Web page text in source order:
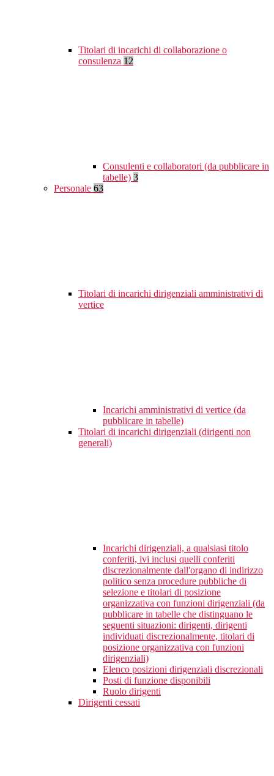
Titolari di incarichi di collaborazione o
consulenza 12
Consulenti e collaboratori (da pubblicare in
tabelle) 3
Personale 63
Titolari di incarichi dirigenziali amministrativi di
vertice
Incarichi amministrativi di vertice (da
pubblicare in tabelle)
Titolari di incarichi dirigenziali (dirigenti non
generali)
Incarichi dirigenziali, a qualsiasi titolo
conferiti, ivi inclusi quelli conferiti
discrezionalmente dall'organo di indirizzo
politico senza procedure pubbliche di
selezione e titolari di posizione
organizzativa con funzioni dirigenziali (da
pubblicare in tabelle che distinguano le
seguenti situazioni: dirigenti, dirigenti
individuati discrezionalmente, titolari di
posizione organizzativa con funzioni
dirigenziali)
Elenco posizioni dirigenziali discrezionali
Posti di funzione disponibili
Ruolo dirigenti
Dirigenti cessati